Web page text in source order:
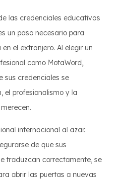
las credenciales educativas
un paso necesario para
el extranjero. Al elegir un
como MotaWord,
sus credenciales se
el profesionalismo y la
internacional al azar.
de que sus
traduzcan correctamente, se
abrir las puertas a nuevas